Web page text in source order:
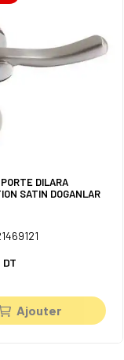
DILARA
SATIN DOGANLAR
DT
Ajouter